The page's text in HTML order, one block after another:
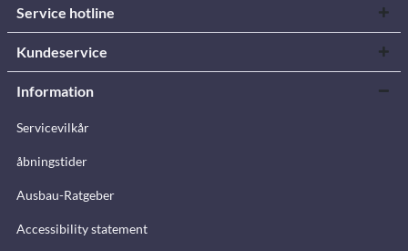
Service hotline
Kundeservice
Information
Servicevilkår
åbningstider
Ausbau-Ratgeber
Accessibility statement